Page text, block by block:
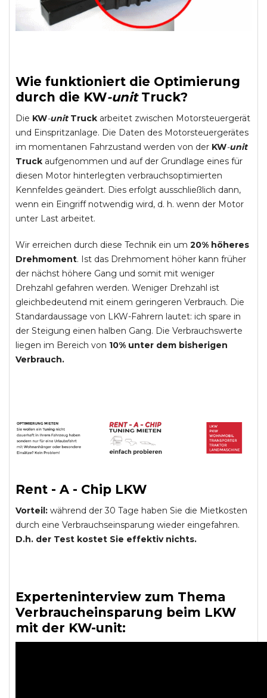
Wie funktioniert die Optimierung
durch die KW-unit Truck?
Die KW-unit Truck arbeitet zwischen Motorsteuergerät
und Einspritzanlage. Die Daten des Motorsteuergerätes
im momentanen Fahrzustand werden von der KW-unit
Truck aufgenommen und auf der Grundlage eines für
diesen Motor hinterlegten verbrauchsoptimierten
Kennfeldes geändert. Dies erfolgt ausschließlich dann,
wenn ein Eingriff notwendig wird, d. h. wenn der Motor
unter Last arbeitet.
Wir erreichen durch diese Technik ein um 20% höheres
Drehmoment. Ist das Drehmoment höher kann früher
der nächst höhere Gang und somit mit weniger
Drehzahl gefahren werden. Weniger Drehzahl ist
gleichbedeutend mit einem geringeren Verbrauch. Die
Standardaussage von LKW-Fahrern lautet: ich spare in
der Steigung einen halben Gang. Die Verbrauchswerte
liegen im Bereich von 10% unter dem bisherigen
Verbrauch.
Rent - A - Chip LKW
Vorteil: während der 30 Tage haben Sie die Mietkosten
durch eine Verbrauchseinsparung wieder eingefahren.
D.h. der Test kostet Sie effektiv nichts.
Experteninterview zum Thema
Verbraucheinsparung beim LKW
mit der KW-unit: